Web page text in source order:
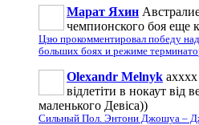
Марат Яхин
чемпионского боя еще
Цзю прокомментировал победу
больших боях и режиме
Olexandr Melnyk
відлетіти в нокаут від
маленького Девіса))
Сильный Пол. Энтони Джошуа –